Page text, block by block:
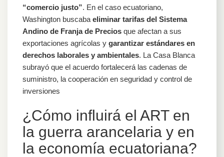
“comercio justo”. En el caso ecuatoriano,
Washington buscaba eliminar tarifas del Sistema
Andino de Franja de Precios que afectan a sus
exportaciones agrícolas y garantizar estándares en
derechos laborales y ambientales. La Casa Blanca
subrayó que el acuerdo fortalecerá las cadenas de
suministro, la cooperación en seguridad y control de
inversiones
¿Cómo influirá el ART en
la guerra arancelaria y en
la economía ecuatoriana?